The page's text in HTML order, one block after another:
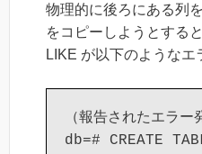
物理的に後ろにある列
をコピーしようとする
LIKE が以下のようなエ
（報告されたエラー
db=# CREATE